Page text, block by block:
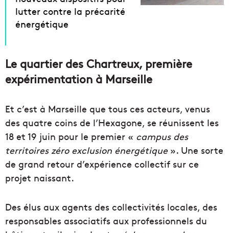
lutter contre la précarité
énergétique
Le quartier des Chartreux, première
expérimentation à Marseille
Et c’est à Marseille que tous ces acteurs, venus
des quatre coins de l’Hexagone, se réunissent les
18 et 19 juin pour le premier « campus des
territoires zéro exclusion énergétique». Une sorte
de grand retour d’expérience collectif sur ce
projet naissant.
Des élus aux agents des collectivités locales, des
responsables associatifs aux professionnels du